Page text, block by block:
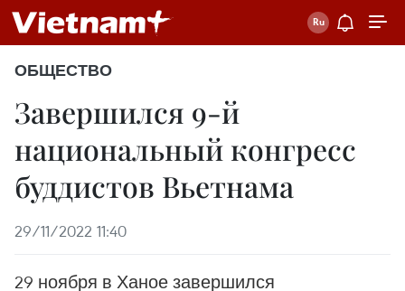
ОБЩЕСТВО
Завершился 9-й
национальный конгресс
буддистов Вьетнама
29/11/2022 11:40
29 ноября в Ханое завершился